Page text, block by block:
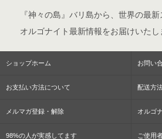
『神々の島』バリ島から、世界の最
オルゴナイト最新情報をお届けいたし
ショップホーム お問い
お支払い方法について 配送方
メルマガ登録・解除 オルゴ
98%の人が実感してます ご使用